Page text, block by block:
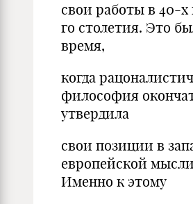
свои работы в 40-х
го столетия. Это
время,
когда
философия
утвердила
свои позиции в
европейской
Именно к этому